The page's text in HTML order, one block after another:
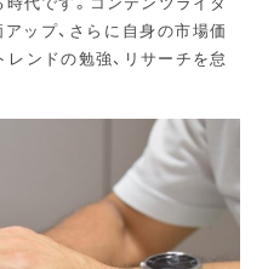
ップ、さらに自身の市場価
ンドの勉強、リサーチを怠